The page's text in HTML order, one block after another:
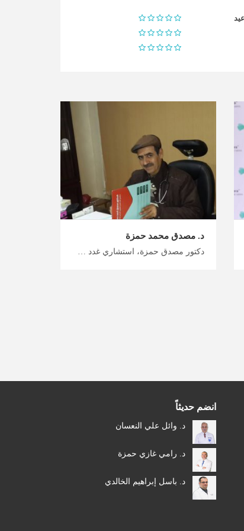
د. مصدق محمد حمزة
دكتور مصدق حمزة، استشاري غدد صماء في عمان قم بالوصول إلى أفضل وجهات الرعاية الصحية في الأردن معنا، أخصائيي الغدد الصماء والسكري في الأردن للحصول على رعاية موثوقة، خطط لرحلتك العلاجية مع ميدكس الأردن
انضم حديثاً
د. وائل علي النعسان
د. رامي غازي حمزة
د. باسل إبراهيم الخالدي